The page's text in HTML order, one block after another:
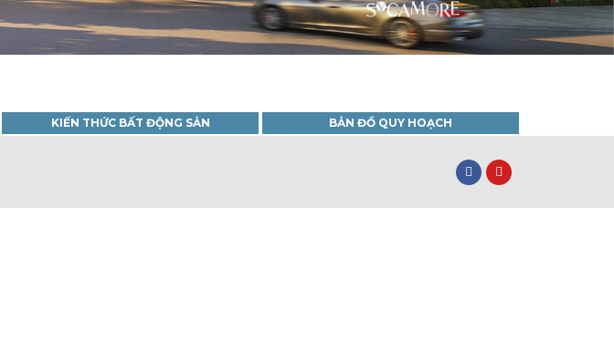
KIẾN THỨC BẤT ĐỘNG SẢN BẢN ĐỒ QUY HOẠCH